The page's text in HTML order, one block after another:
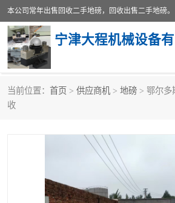
宁津大程机械设备
当前位置： 首页 > 供应商机 > 地磅 > 鄂尔多
收
地磅传感器 废纸
装载机电子秤 输送机